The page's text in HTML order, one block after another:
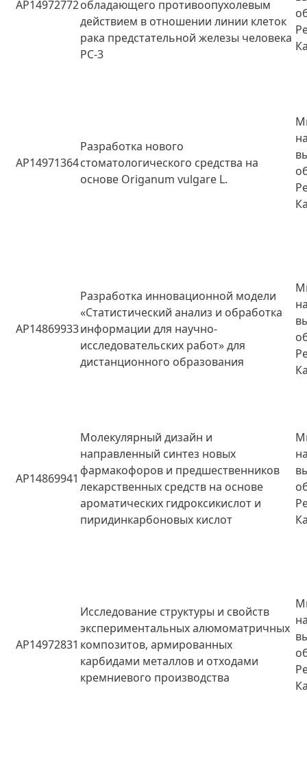
AP14972772обладающего противоопухолевым
действием в отношении линии клеток
рака предстательной железы человека
РС-3
AP14971364
Разработка нового
стоматологического средства на
основе Origanum vulgare L.
AP14869933
Разработка инновационной модели
«Статистический анализ и обработка
информации для научно-
исследовательских работ» для
дистанционного образования
AP14869941
Молекулярный дизайн и
направленный синтез новых
фармакофоров и предшественников
лекарственных средств на основе
ароматических гидроксикислот и
пиридинкарбоновых кислот
AP14972831
Исследование структуры и свойств
экспериментальных алюмоматричных
композитов, армированных
карбидами металлов и отходами
кремниевого производства